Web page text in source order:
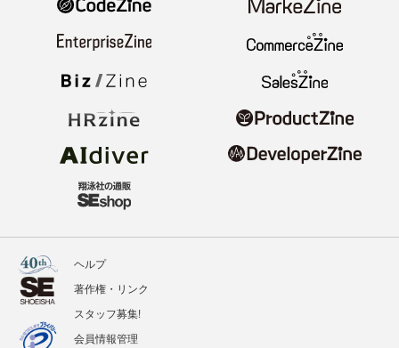
ヘルプ
著作権・リンク
スタッフ募集!
会員情報管理